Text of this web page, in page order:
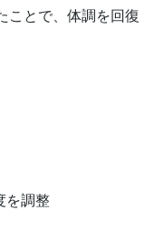
ことで、体調を回復
を調整